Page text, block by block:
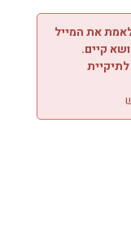
את המייל
קיים.